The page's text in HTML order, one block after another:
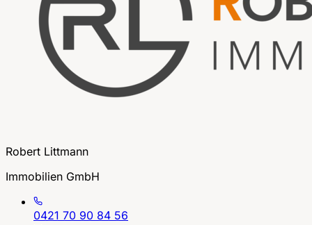
Robert Littmann
Immobilien GmbH
0421 70 90 84 56